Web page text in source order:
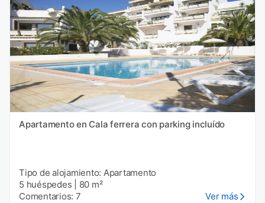
Apartamento en Cala ferrera con parking incluído
Tipo de alojamiento: Apartamento
5 huéspedes
80 m²
Comentarios: 7
Ver más